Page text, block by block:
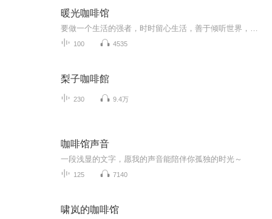
暖光咖啡馆
100 4535
梨子咖啡館
230 9.4万
咖啡馆声音
一段浅显的文字，愿我的声音能陪伴你孤独的时光～
125 7140
啸岚的咖啡馆